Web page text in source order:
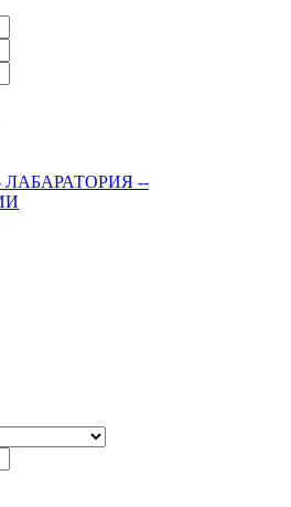
ЛАБАРАТОРИЯ --